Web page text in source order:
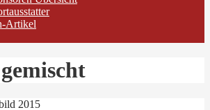
Artikel